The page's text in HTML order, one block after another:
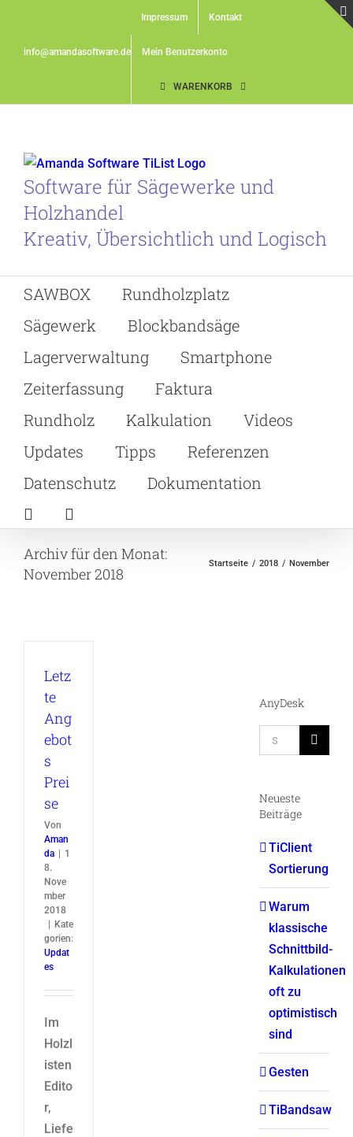
contentinfo@amandasoftware.de
Impressum Kontakt
Mein Benutzerkonto
WARENKORB
Software für Sägewerke und
Holzhandel
Kreativ, Übersichtlich und Logisch
SAWBOX
Rundholzplatz
Sägewerk
Blockbandsäge
Lagerverwaltung
Smartphone
Zeiterfassung
Faktura
Rundholz
Kalkulation
Videos
Updates
Tipps
Referenzen
Datenschutz
Dokumentation
Archiv für den Monat:
November 2018
Startseite 2018 November
Letz
te
Ang
ebot
s
Prei
se
Von
Aman
da
1
8.
Nove
mber
2018
Kate
gorien:
Updat
es
Im
Holzl
isten
Edito
r,
Liefe
AnyDesk
Suche
nach:
Neueste
Beiträge
TiClient
Sortierung
Warum
klassische
Schnittbild-
Kalkulationen
oft zu
optimistisch
sind
Gesten
TiBandsaw